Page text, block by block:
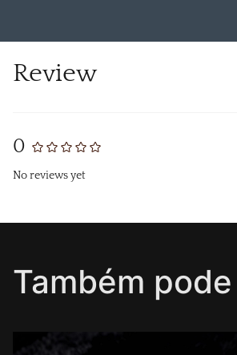
Review
0
No reviews yet
Também